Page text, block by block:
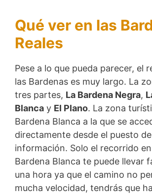
Qué ver en las
Reales
Pese a lo que pueda parecer, el
las Bardenas es muy largo. La
tres partes, La Bardena Negra,
Blanca y El Plano. La zona
Bardena Blanca a la que se
directamente desde el puesto de
información. Solo el recorrido
Bardena Blanca te puede llevar
una hora ya que el camino no
mucha velocidad, tendrás que